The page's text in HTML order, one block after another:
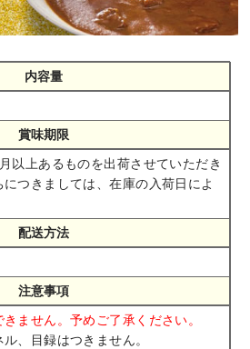
内容量
賞味期限
以上あるものを出荷させていただき
つきましては、在庫の入荷日によ
配送方法
注意事項
ません。予めご了承ください。
、目録はつきません。